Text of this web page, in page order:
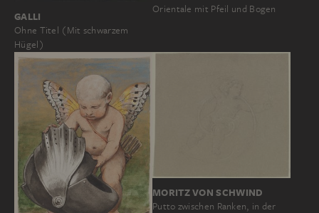
GALLI
Ohne Titel (Mit schwarzem
Hügel)
Orientale mit Pfeil und Bogen
MORITZ VON SCHWIND
Putto zwischen Ranken, in der